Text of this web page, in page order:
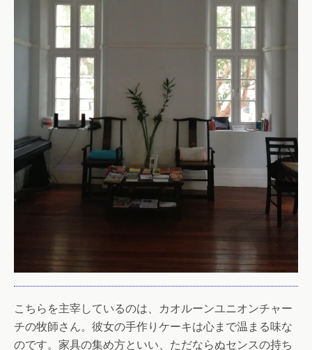
こちらを主宰しているのは、カオルーンユニオンチャー
チの牧師さん。彼女の手作りケーキは心まで温まる味な
のです。家具の集め方といい、ただならぬセンスの持ち